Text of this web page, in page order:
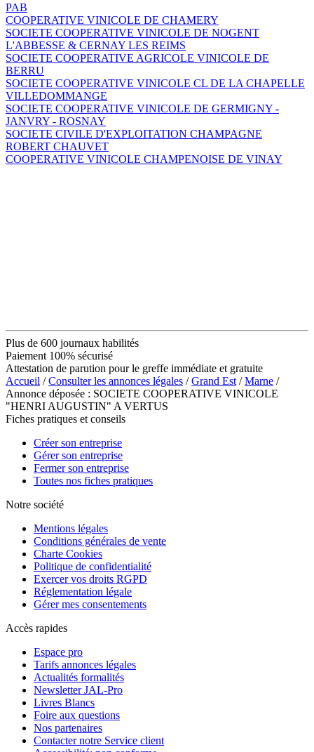
PAB
COOPERATIVE VINICOLE DE CHAMERY
SOCIETE COOPERATIVE VINICOLE DE NOGENT
L'ABBESSE & CERNAY LES REIMS
SOCIETE COOPERATIVE AGRICOLE VINICOLE DE
BERRU
SOCIETE COOPERATIVE VINICOLE CL DE LA CHAPELLE
VILLEDOMMANGE
SOCIETE COOPERATIVE VINICOLE DE GERMIGNY -
JANVRY - ROSNAY
SOCIETE CIVILE D'EXPLOITATION CHAMPAGNE
ROBERT CHAUVET
COOPERATIVE VINICOLE CHAMPENOISE DE VINAY
Plus de 600 journaux habilités
Paiement 100% sécurisé
Attestation de parution pour le greffe immédiate et gratuite
Accueil /Consulter les annonces légales /Grand Est /Marne /
Annonce déposée : SOCIETE COOPERATIVE VINICOLE
"HENRI AUGUSTIN" A VERTUS
Fiches pratiques et conseils
Créer son entreprise
Gérer son entreprise
Fermer son entreprise
Toutes nos fiches pratiques
Notre société
Mentions légales
Conditions générales de vente
Charte Cookies
Politique de confidentialité
Exercer vos droits RGPD
Réglementation légale
Gérer mes consentements
Accès rapides
Espace pro
Tarifs annonces légales
Actualités formalités
Newsletter JAL-Pro
Livres Blancs
Foire aux questions
Nos partenaires
Contacter notre Service client